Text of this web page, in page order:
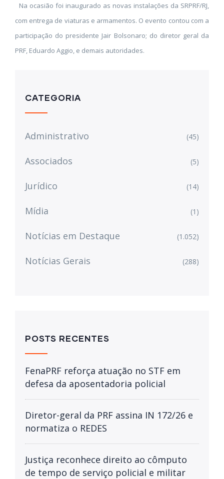
Na ocasião foi inaugurado as novas instalações da SRPRF/RJ,
com entrega de viaturas e armamentos. O evento contou com a
participação do presidente Jair Bolsonaro; do diretor geral da
PRF, Eduardo Aggio, e demais autoridades.
CATEGORIA
Administrativo (45)
Associados (5)
Jurídico (14)
Mídia (1)
Notícias em Destaque (1.052)
Notícias Gerais (288)
POSTS RECENTES
FenaPRF reforça atuação no STF em
defesa da aposentadoria policial
Diretor-geral da PRF assina IN 172/26 e
normatiza o REDES
Justiça reconhece direito ao cômputo
de tempo de serviço policial e militar